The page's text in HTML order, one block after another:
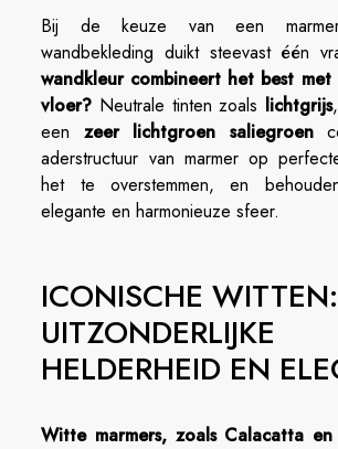
Bij de keuze van een
wandbekleding duikt steevast één
wandkleur combineert het best met
vloer? Neutrale tinten zoals lichtgrijs,
een zeer lichtgroen saliegroen
aderstructuur van marmer op
het te overstemmen, en
elegante en harmonieuze sfeer.
ICONISCHE WITTEN:
UITZONDERLIJKE
HELDERHEID EN
Wittemarmers, zoals Calacatta